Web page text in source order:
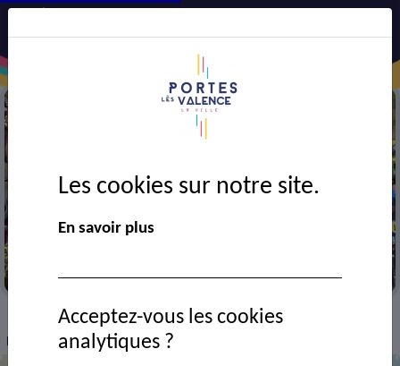
> SPORT ET CULTURE > Associations de sport
BMX Portes-lès-Valence
Les cookies sur notre site.
En savoir plus
Acceptez-vous les cookies
analytiques ?